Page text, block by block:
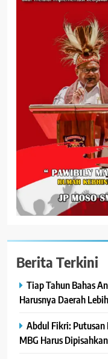
Berita Terkini
Tiap Tahun Bahas
Harusnya Daerah
Abdul Fikri:
MBG Harus